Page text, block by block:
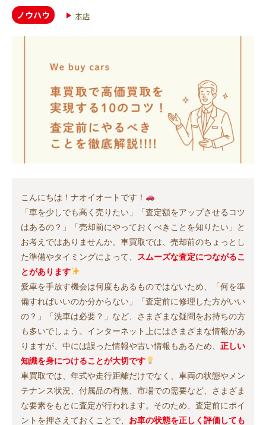
ノウハウ 本店
こんにちは！ナオイオートです！
「車を少しでも高く売りたい」「査定額をアップさせるコツ
はあるの？」「売却前にやっておくべきことを知りたい」と
お考えではありませんか。車買取では、売却前のちょっとし
た準備やタイミングによって、
スムーズな査定につながるこ
とがあります
愛車を手放す機会は何度もあるものではないため、「何を準
備すればいいのか分からない」「査定前に修理した方がいい
の？」「洗車は必要？」など、さまざまな疑問をお持ちの方
も多いでしょう。インターネット上にはさまざまな情報があ
りますが、中には誤った情報や古い情報もあるため、 正しい
知識を身につけることが大切です
車買取では、年式や走行距離だけでなく、車両の状態やメン
テナンス状況、付属品の有無、市場での需要など、さまざま
な要素をもとに査定が行われます。そのため、査定前にポイ
ントを押さえておくことで、 お車の状態を正しく評価しても